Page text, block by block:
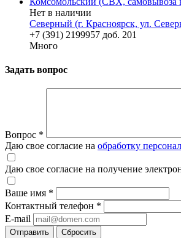
Нет в наличии
Северный (г. Красноярск, ул.
+7 (391) 2199957 доб. 201
Много
Задать вопрос
Вопрос *
Даю свое согласие на обработку
Даю свое согласие на получение
Ваше имя *
Контактный телефон *
E-mail
Отправить Сбросить